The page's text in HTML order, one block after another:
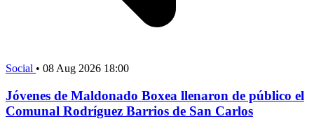
Social • 08 Aug 2026 18:00
Jóvenes de Maldonado Boxea llenaron de público el
Comunal Rodríguez Barrios de San Carlos